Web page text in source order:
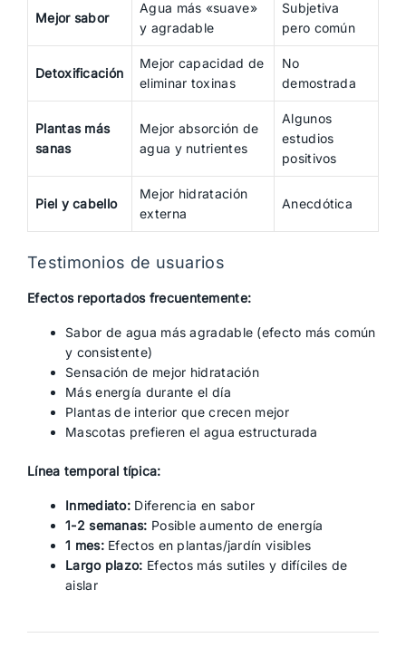
Mejor sabor
Agua más «suave»
y agradable
Subjetiva
pero común
Detoxificación
Mejor capacidad de
eliminar toxinas
No
demostrada
Plantas más
sanas
Mejor absorción de
agua y nutrientes
Algunos
estudios
positivos
Piel y cabello
Mejor hidratación
externa
Anecdótica
Testimonios de usuarios
Efectos reportados frecuentemente:
Sabor de agua más agradable (efecto más común
y consistente)
Sensación de mejor hidratación
Más energía durante el día
Plantas de interior que crecen mejor
Mascotas prefieren el agua estructurada
Línea temporal típica:
Inmediato: Diferencia en sabor
1-2 semanas: Posible aumento de energía
1 mes:Efectos en plantas/jardín visibles
Largo plazo: Efectos más sutiles y difíciles de
aislar